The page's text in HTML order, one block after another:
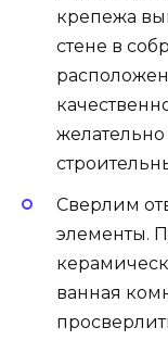
крепежа
стене в
желательно
Сверлим
элементы.
ванная